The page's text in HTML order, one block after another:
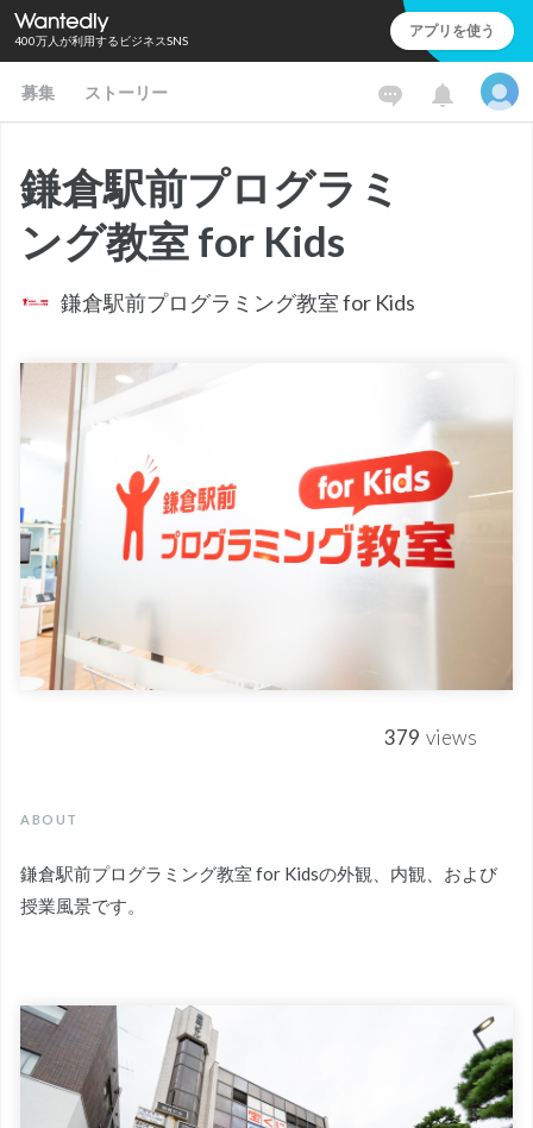
400万人が利用するビジネスSNS アプリを使う
募集 ストーリー
鎌倉駅前プログラミ
ング教室 for Kids
鎌倉駅前プログラミング教室 for Kids
379 views
ABOUT
鎌倉駅前プログラミング教室 for Kidsの外観、内観、および
授業風景です。